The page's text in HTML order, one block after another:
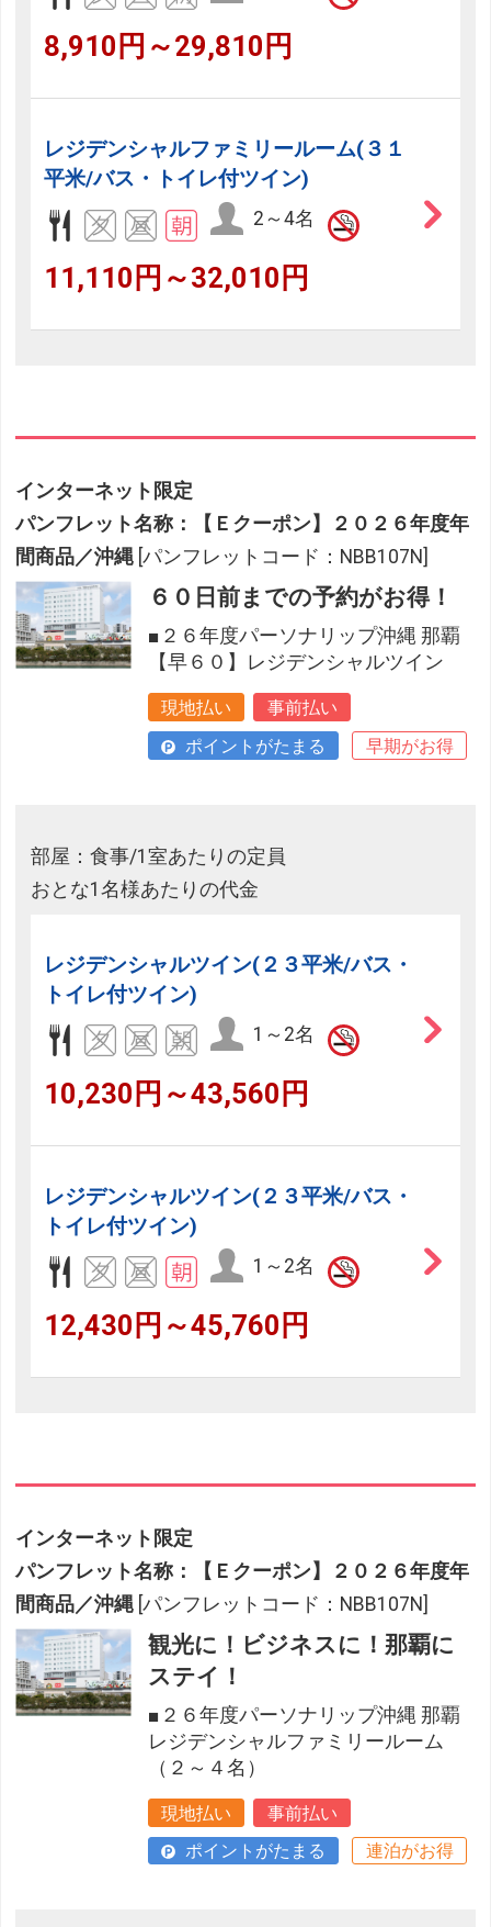
8,910円～29,810円
レジデンシャルファミリールーム(３１
平米/バス・トイレ付ツイン)
2～4名
11,110円～32,010円
インターネット限定
パンフレット名称：【Ｅクーポン】２０２６年度年
間商品／沖縄 [パンフレットコード：NBB107N]
６０日前までの予約がお得！
■２６年度パーソナリップ沖縄 那覇
【早６０】レジデンシャルツイン
現地払い
事前払い
ポイントがたまる
早期がお得
部屋：食事/1室あたりの定員
おとな1名様あたりの代金
レジデンシャルツイン(２３平米/バス・
トイレ付ツイン)
1～2名
10,230円～43,560円
レジデンシャルツイン(２３平米/バス・
トイレ付ツイン)
1～2名
12,430円～45,760円
インターネット限定
パンフレット名称：【Ｅクーポン】２０２６年度年
間商品／沖縄 [パンフレットコード：NBB107N]
観光に！ビジネスに！那覇に
ステイ！
■２６年度パーソナリップ沖縄 那覇
レジデンシャルファミリールーム
（２～４名）
現地払い
事前払い
ポイントがたまる
連泊がお得